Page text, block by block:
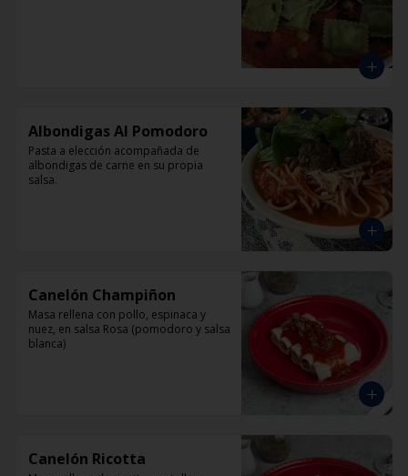
Albondigas Al Pomodoro
Pasta a elección acompañada de
albondigas de carne en su propia
salsa.
Canelón Champiñon
Masa rellena con pollo, espinaca y
nuez, en salsa Rosa (pomodoro y salsa
blanca)
Canelón Ricotta